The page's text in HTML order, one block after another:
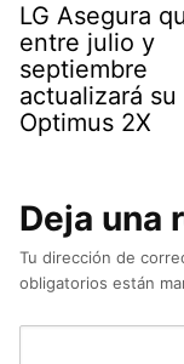
LG Asegura
entre julio y
septiembre
actualizará su
Optimus 2X
Deja una
Tu dirección de
obligatorios están